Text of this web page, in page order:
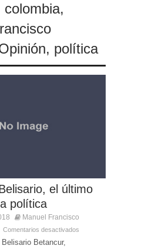
bomba que iba dirigido contra Cali durante la
colombia,
, política
el último
política
Manuel Francisco
Comentarios desactivados
Betancur,